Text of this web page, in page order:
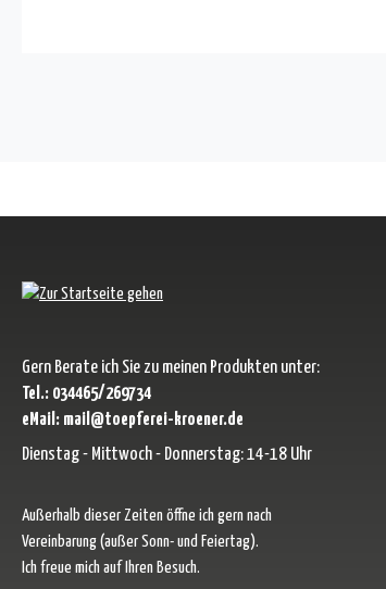
Gern Berate ich Sie zu meinen Produkten unter:
Tel.: 034465/269734
eMail: mail@toepferei-kroener.de
Dienstag - Mittwoch - Donnerstag: 14-18 Uhr
Außerhalb dieser Zeiten öffne ich gern nach
Vereinbarung (außer Sonn- und Feiertag).
Ich freue mich auf Ihren Besuch.